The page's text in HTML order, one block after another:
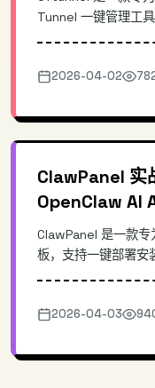
Tunnel 一键管理工
tunnel 管理方式，
内网穿透、对外提供
2026-04-02
ClawPanel 实
OpenClaw AI
ClawPanel 是一款
板，支持一键部署安
方法，帮助开发者
合需要部署和管理
2026-04-03